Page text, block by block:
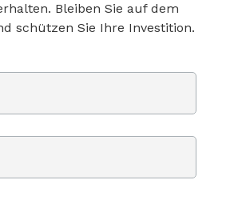
Bleiben Sie auf dem
schützen Sie Ihre Investition.